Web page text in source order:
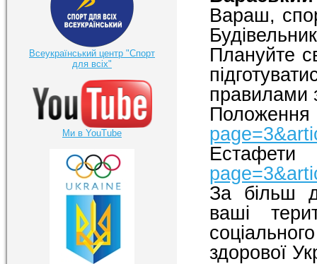
Вараш,
Плануйте
правилами
Естафети
За більш
ваші
здорової
Всеукраїнський центр "Спорт
для всіх"
Ми в YouTube